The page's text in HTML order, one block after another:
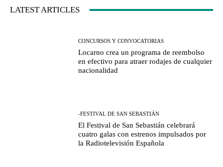
LATEST ARTICLES
CONCURSOS Y CONVOCATORIAS
Locarno crea un programa de reembolso
en efectivo para atraer rodajes de cualquier
nacionalidad
-FESTIVAL DE SAN SEBASTIÁN
El Festival de San Sebastián celebrará
cuatro galas con estrenos impulsados por
la Radiotelevisión Española